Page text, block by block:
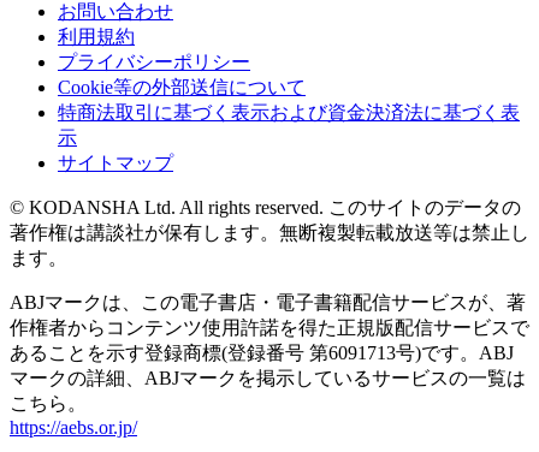
お問い合わせ
利用規約
プライバシーポリシー
Cookie等の外部送信について
特商法取引に基づく表示および資金決済法に基づく表
示
サイトマップ
© KODANSHA Ltd. All rights reserved. このサイトのデータの
著作権は講談社が保有します。無断複製転載放送等は禁止し
ます。
ABJマークは、この電子書店・電子書籍配信サービスが、著
作権者からコンテンツ使用許諾を得た正規版配信サービスで
あることを示す登録商標(登録番号 第6091713号)です。ABJ
マークの詳細、ABJマークを掲示しているサービスの一覧は
こちら。
https://aebs.or.jp/